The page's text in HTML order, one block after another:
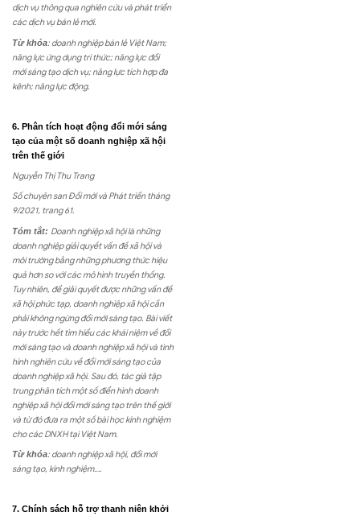
dịch vụ thông qua nghiên cứu và phát triển
các dịch vụ bán lẻ mới.
Từ khóa: doanh nghiệp bán lẻ Việt Nam;
năng lực ứng dụng tri thức; năng lực đổi
mới sáng tạo dịch vụ; năng lực tích hợp đa
kênh; năng lực động.
6. Phân tích hoạt động đổi mới sáng
tạo của một số doanh nghiệp xã hội
trên thế giới
Nguyễn Thị Thu Trang
Số chuyên san Đổi mới và Phát triển tháng
9/2021, trang 61.
Tóm tắt: Doanh nghiệp xã hội là những
doanh nghiệp giải quyết vấn đề xã hội và
môi trường bằng những phương thức hiệu
quả hơn so với các mô hình truyền thống.
Tuy nhiên, để giải quyết được những vấn đề
xã hội phức tạp, doanh nghiệp xã hội cần
phải không ngừng đổi mới sáng tạo. Bài viết
này trước hết tìm hiểu các khái niệm về đổi
mới sáng tạo và doanh nghiệp xã hội và tình
hình nghiên cứu về đổi mới sáng tạo của
doanh nghiệp xã hội. Sau đó, tác giả tập
trung phân tích một số điển hình doanh
nghiệp xã hội đổi mới sáng tạo trên thế giới
và từ đó đưa ra một số bài học kinh nghiệm
cho các DNXH tại Việt Nam.
Từ khóa: doanh nghiệp xã hội, đổi mới
sáng tạo, kinh nghiệm….
7. Chính sách hỗ trợ thanh niên khởi